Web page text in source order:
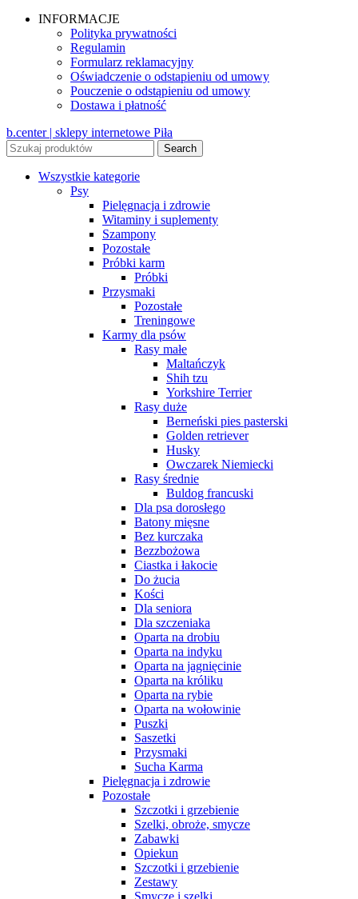
INFORMACJE
Polityka prywatności
Regulamin
Formularz reklamacyjny
Oświadczenie o odstapieniu od umowy
Pouczenie o odstąpieniu od umowy
Dostawa i płatność
b.center | sklepy internetowe Piła
Search
Wszystkie kategorie
Psy
Pielęgnacja i zdrowie
Witaminy i suplementy
Szampony
Pozostałe
Próbki karm
Próbki
Przysmaki
Pozostałe
Treningowe
Karmy dla psów
Rasy małe
Maltańczyk
Shih tzu
Yorkshire Terrier
Rasy duże
Berneński pies pasterski
Golden retriever
Husky
Owczarek Niemiecki
Rasy średnie
Buldog francuski
Dla psa dorosłego
Batony mięsne
Bez kurczaka
Bezzbożowa
Ciastka i łakocie
Do żucia
Kości
Dla seniora
Dla szczeniaka
Oparta na drobiu
Oparta na indyku
Oparta na jagnięcinie
Oparta na króliku
Oparta na rybie
Oparta na wołowinie
Puszki
Saszetki
Przysmaki
Sucha Karma
Pielęgnacja i zdrowie
Pozostałe
Szczotki i grzebienie
Szelki, obroże, smycze
Zabawki
Opiekun
Szczotki i grzebienie
Zestawy